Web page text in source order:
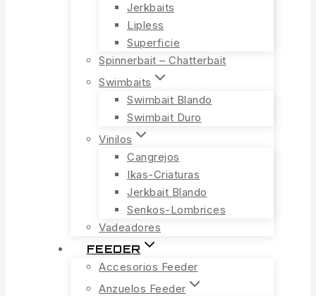
Jerkbaits
Lipless
Superficie
Spinnerbait – Chatterbait
Swimbaits
Swimbait Blando
Swimbait Duro
Vinilos
Cangrejos
Ikas-Criaturas
Jerkbait Blando
Senkos-Lombrices
Vadeadores
FEEDER
Accesorios Feeder
Anzuelos Feeder